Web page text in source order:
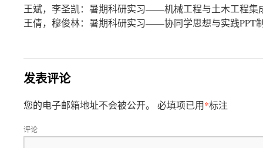
王斌，李圣凯：暑期科研实习——机械工程与土木工程集
王倩，穆俊林：暑期科研实习——协同学思想与实践PPT
发表评论
您的电子邮箱地址不会被公开。 必填项已用*标注
评论